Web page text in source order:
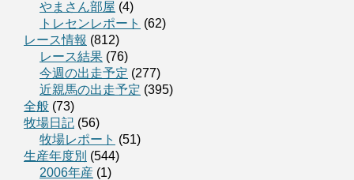
やまさん部屋 (4)
トレセンレポート (62)
レース情報 (812)
レース結果 (76)
今週の出走予定 (277)
近親馬の出走予定 (395)
全般 (73)
牧場日記 (56)
牧場レポート (51)
生産年度別 (544)
2006年産 (1)